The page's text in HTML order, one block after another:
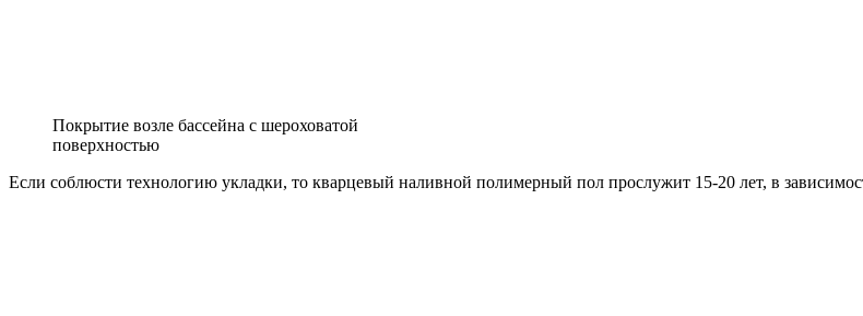
Покрытие возле бассейна с шероховатой
поверхностью
Если соблюсти технологию укладки, то кварцевый наливной полимерный пол прослужит 15-20 лет, в